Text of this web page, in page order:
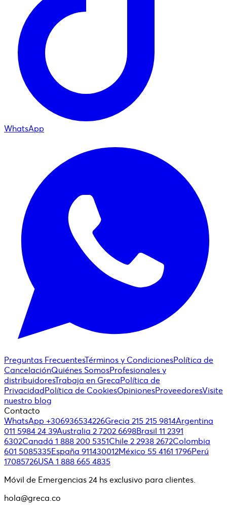
WhatsApp
Preguntas FrecuentesTérminos y CondicionesPolítica de
CancelaciónQuiénes SomosProfesionales y
distribuidoresTrabaja en GrecaPolítica de
PrivacidadPolítica de CookiesOpinionesProveedoresVisite
nuestro blog
Contacto
WhatsApp +306936534226Grecia 215 215 9814Argentina
011 5984 24 39Australia 2 7202 6698Brasil 11 2391
6302Canadá 1 888 200 5351Chile 2 2938 2672Colombia
601 5085335España 911430012México 55 4161 1796Perú
17085726USA 1 888 665 4835
Móvil de Emergencias 24 hs exclusivo para clientes.
hola@greca.co